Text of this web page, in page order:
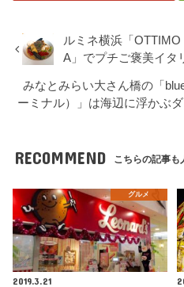
ルミネ横浜「
A」でプチご褒美イタ
みなとみらい大さん橋の「
ーミナル）」は海辺に浮かぶ
RECOMMEND こちらの記事も
グルメ
2019.3.21